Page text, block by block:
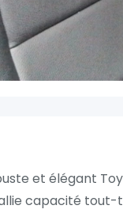
et élégant
capacité